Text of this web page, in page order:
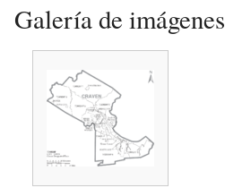
Galería de imágenes